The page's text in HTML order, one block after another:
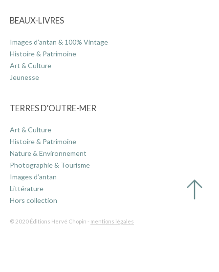
BEAUX-LIVRES
Images d’antan & 100% Vintage
Histoire & Patrimoine
Art & Culture
Jeunesse
TERRES D’OUTRE-MER
Art & Culture
Histoire & Patrimoine
Nature & Environnement
Photographie & Tourisme
Images d’antan
Littérature
Hors collection
© 2020 Éditions Hervé Chopin - mentions légales